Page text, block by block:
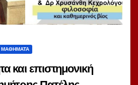
ΜΑΘΉΜΑΤΑ
και επιστημονική